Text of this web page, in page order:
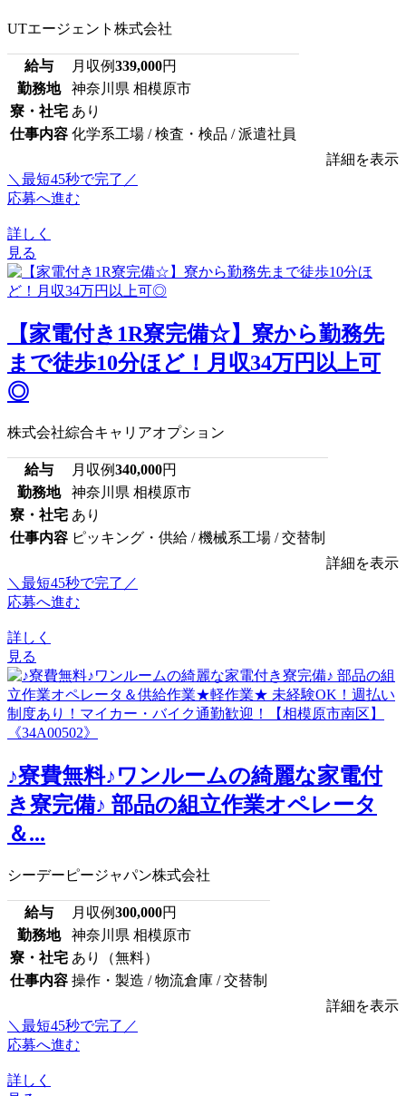
UTエージェント株式会社
給与 月収例339,000円
勤務地
神奈川県 相模原市
寮・社宅 あり
仕事内容 化学系工場 / 検査・検品 / 派遣社員
詳細を表示
＼最短45秒で完了／
応募へ進む
詳しく
見る
【家電付き1R寮完備☆】寮から勤務先
まで徒歩10分ほど！月収34万円以上可
◎
株式会社綜合キャリアオプション
給与 月収例340,000円
勤務地
神奈川県 相模原市
寮・社宅 あり
仕事内容 ピッキング・供給 / 機械系工場 / 交替制
詳細を表示
＼最短45秒で完了／
応募へ進む
詳しく
見る
♪寮費無料♪ワンルームの綺麗な家電付
き寮完備♪ 部品の組立作業オペレータ
＆...
シーデーピージャパン株式会社
給与 月収例300,000円
勤務地
神奈川県 相模原市
寮・社宅 あり（無料）
仕事内容 操作・製造 / 物流倉庫 / 交替制
詳細を表示
＼最短45秒で完了／
応募へ進む
詳しく